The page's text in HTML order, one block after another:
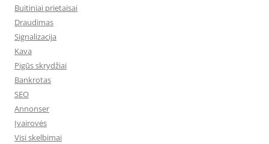
Buitiniai prietaisai
Draudimas
Signalizacija
Kava
Pigūs skrydžiai
Bankrotas
SEO
Annonser
Įvairovės
Visi skelbimai